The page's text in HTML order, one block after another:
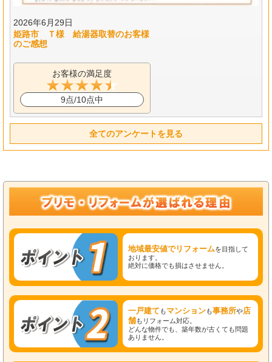
2026年6月29日
姫路市 Ｔ様 給湯器取替のお客様
のご感想
お客様の満足度
9点/10点中
全てのアンケートを見る
地域最安値でリフォームを目指して
おります。
絶対に価格でも損はさせません。
一戸建て もマンションも事務所や店
舗もリフォーム対応。
どんな物件でも、築年数が古くても問題
ありません。